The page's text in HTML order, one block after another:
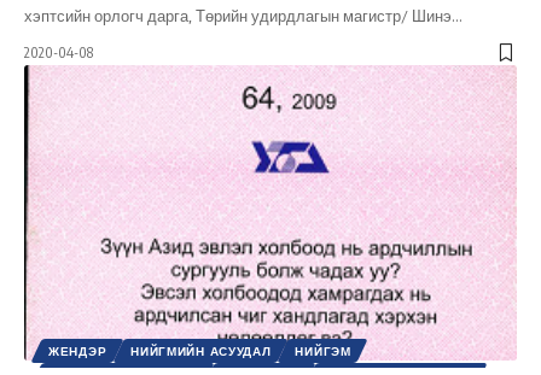
хэптсийн орлогч дарга, Төрийн удирдлагын магистр/ Шинэ…
2020-04-08
ЖЕНДЭР НИЙГМИЙН АСУУДАЛ
НИЙГЭМ